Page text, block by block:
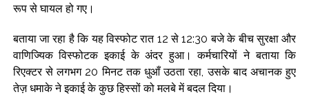
रूप से घायल हो गए।
बताया जा रहा है कि यह विस्फोट रात 12 से 12:30 बजे के बीच सुरक्षा और
वाणिज्यिक विस्फोटक इकाई के अंदर हुआ। कर्मचारियों ने बताया कि
रिएक्टर से लगभग 20 मिनट तक धुआँ उठता रहा, उसके बाद अचानक हुए
तेज़ धमाके ने इकाई के कुछ हिस्सों को मलबे में बदल दिया।